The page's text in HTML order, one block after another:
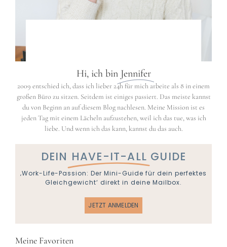
Hi, ich bin Jennifer
2009 entschied ich, dass ich lieber 24h für mich arbeite als 8 in einem
großen Büro zu sitzen. Seitdem ist einiges passiert. Das meiste kannst
du von Beginn an auf diesem Blog nachlesen. Meine Mission ist es
jeden Tag mit einem Lächeln aufzustehen, weil ich das tue, was ich
liebe. Und wenn ich das kann, kannst du das auch.
DEIN HAVE-IT-ALL GUIDE
‚Work-Life-Passion: Der Mini-Guide für dein perfektes
Gleichgewicht‘ direkt in deine Mailbox.
JETZT ANMELDEN
Meine Favoriten